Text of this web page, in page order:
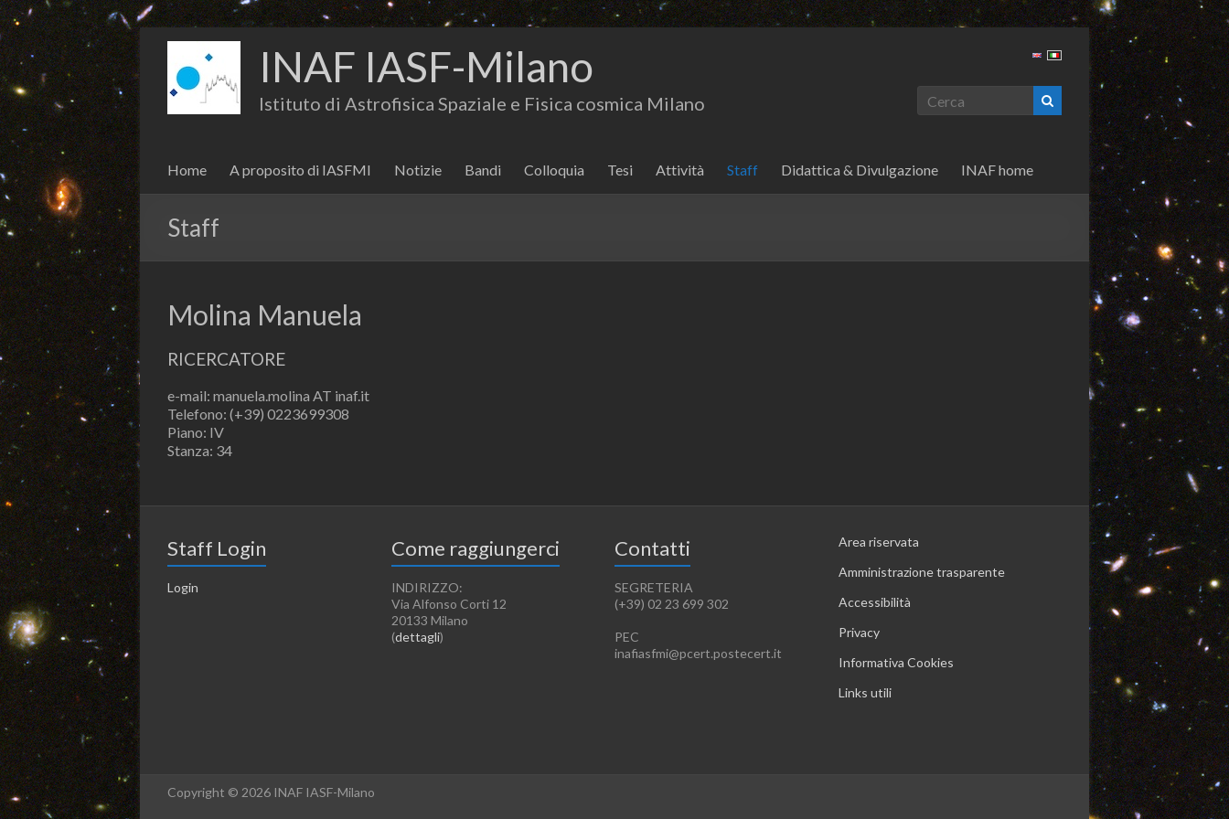
INAF IASF-Milano
Istituto di Astrofisica Spaziale e Fisica cosmica Milano
Home A proposito di IASFMI Notizie Bandi Colloquia Tesi Attività Staff Didattica & Divulgazione INAF home
Staff
Molina Manuela
RICERCATORE
e-mail: manuela.molina AT inaf.it
Telefono: (+39) 0223699308
Piano: IV
Stanza: 34
Staff Login
Login
Come raggiungerci
INDIRIZZO:
Via Alfonso Corti 12
20133 Milano
(dettagli)
Contatti
SEGRETERIA
(+39) 02 23 699 302
PEC
inafiasfmi@pcert.postecert.it
Area riservata
Amministrazione trasparente
Accessibilità
Privacy
Informativa Cookies
Links utili
Copyright © 2026 INAF IASF-Milano